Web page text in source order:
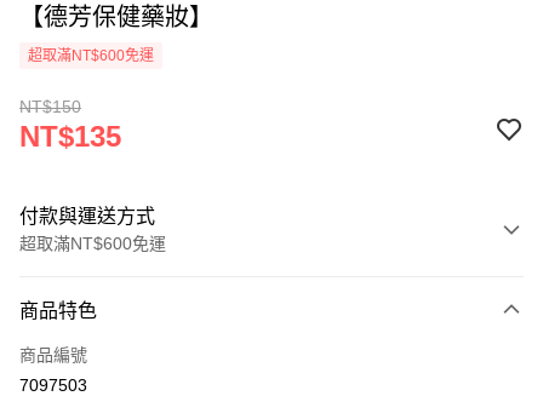
【德芳保健藥妝】
超取滿NT$600免運
NT$150
NT$135
付款與運送方式
超取滿NT$600免運
信用卡一次付款
超商取貨付款
商品特色
商品編號
7097503